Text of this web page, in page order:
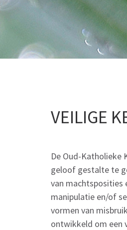
VEILIGE
De Oud-Katholieke
geloof gestalte te
van machtsposities
manipulatie en/of
vormen van
ontwikkeld om een